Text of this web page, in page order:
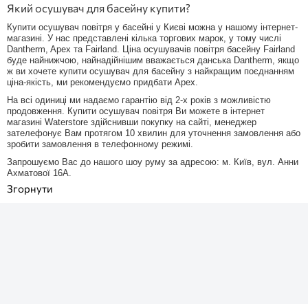
Який осушувач для басейну купити?
Купити осушувач повітря у басейні у Києві можна у нашому інтернет-
магазині. У нас представлені кілька торгових марок, у тому числі
Dantherm, Apex та Fairland. Ціна осушувачів повітря басейну Fairland
буде найнижчою, найнадійнішим вважається данська Dantherm, якщо
ж ви хочете купити осушувач для басейну з найкращим поєднанням
ціна-якість, ми рекомендуємо придбати Apex.
На всі одиниці ми надаємо гарантію від 2-х років з можливістю
продовження. Купити осушувач повітря Ви можете в інтернет
магазині Waterstore здійснивши покупку на сайті, менеджер
зателефонує Вам протягом 10 хвилин для уточнення замовлення або
зробити замовлення в телефонному режимі.
Запрошуємо Вас до нашого шоу руму за адресою: м. Київ, вул. Анни
Ахматової 16А.